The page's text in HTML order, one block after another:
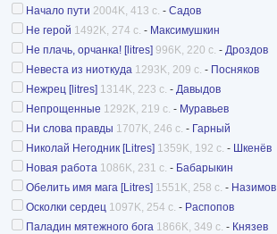
Начало пути 2004K, 413 с. - Садов
Не герой 1492K, 274 с. - Максимушкин
Не плачь, орчанка! [litres] 996K, 220 с. - Дроздов
Невеста из ниоткуда 1293K, 209 с. - Посняков
Нежрец [litres] 1314K, 223 с. - Давыдов
Непрощенные 1292K, 219 с. - Муравьев
Ни слова правды 1707K, 246 с. - Гарный
Николай Негодник [Litres] 1359K, 192 с. - Шкенёв
Новая работа 1086K, 231 с. - Бабарыкин
Обелить имя мага [Litres] 1551K, 258 с. - Назимов
Осколки сердец 1097K, 254 с. - Распопов
Паладин мятежного бога 1866K, 349 с. - Князев